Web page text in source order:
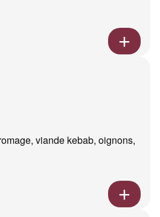
viande kebab, oignons,